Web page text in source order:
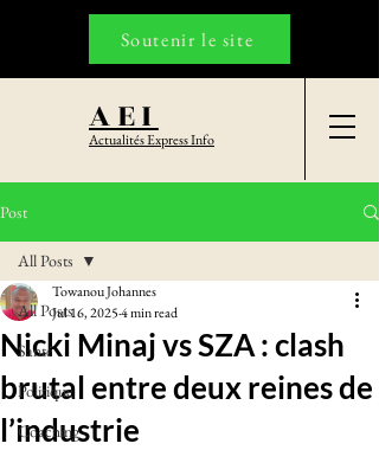
AEI
Actualités Express Info
Soutenir le site
Post
All Posts
Santé
Politique
Coaching
All Posts
Nicki Minaj vs SZA : clash
brutal entre deux reines de
l’industrie
Towanou Johannes
Jul 16, 20254 min read